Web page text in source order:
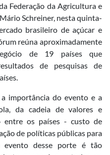
Federação da Agricultura e
Schreiner, nesta quinta-
brasileiro de açúcar e
reúna aproximadamente
de 19 países que
de pesquisas de
importância do evento e a
da cadeia de valores e
entre os países - custo de
de políticas públicas para
evento desse porte é tão